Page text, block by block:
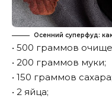
Осенний суперфуд:
• 500 граммов
• 200 граммов муки;
• 150 граммов сахара;
• 2 яйца;